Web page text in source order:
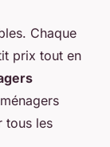
Chaque
prix tout en
tous les